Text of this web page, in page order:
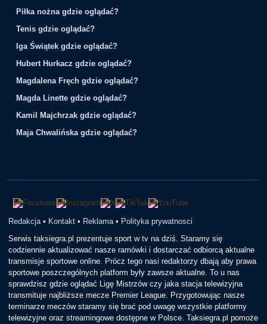
Piłka nożna gdzie oglądać?
Tenis gdzie oglądać?
Iga Świątek gdzie oglądać?
Hubert Hurkacz gdzie oglądać?
Magdalena Fręch gdzie oglądać?
Magda Linette gdzie oglądać?
Kamil Majchrzak gdzie oglądać?
Maja Chwalińska gdzie oglądać?
Redakcja • Kontakt • Reklama • Polityka prywatnosci
Serwis taksiegra.pl prezentuje sport w tv na dziś. Staramy się
codziennie aktualizować nasze ramówki i dostarczać odbiorcą aktualne
transmisje sportowe online. Prócz tego nasi redaktorzy dbają aby prawa
sportowe poszczególnych platform były zawsze aktualne. To u nas
sprawdzisz gdzie oglądać Ligę Mistrzów czy jaka stacja telewizyjna
transmituje najbliższe mecze Premier League. Przygotowując nasze
terminarze meczów staramy się brać pod uwagę wszystkie platformy
telewizyjne oraz streamingowe dostępne w Polsce. Taksiegra.pl pomoże